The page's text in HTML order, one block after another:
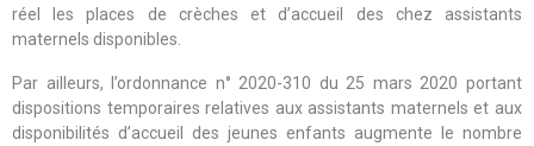
réel les places de crèches et d’accueil des chez assistants
maternels disponibles.
Par ailleurs, l’ordonnance n° 2020-310 du 25 mars 2020 portant
dispositions temporaires relatives aux assistants maternels et aux
disponibilités d’accueil des jeunes enfants augmente le nombre